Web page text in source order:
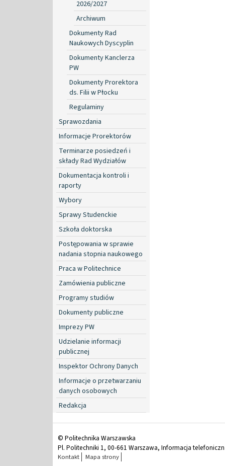
2026/2027
Archiwum
Dokumenty Rad
Naukowych Dyscyplin
Dokumenty Kanclerza
PW
Dokumenty Prorektora
ds. Filii w Płocku
Regulaminy
Sprawozdania
Informacje Prorektorów
Terminarze posiedzeń i
składy Rad Wydziałów
Dokumentacja kontroli i
raporty
Wybory
Sprawy Studenckie
Szkoła doktorska
Postępowania w sprawie
nadania stopnia naukowego
Praca w Politechnice
Zamówienia publiczne
Programy studiów
Dokumenty publiczne
Imprezy PW
Udzielanie informacji
publicznej
Inspektor Ochrony Danych
Informacje o przetwarzaniu
danych osobowych
Redakcja
© Politechnika Warszawska
Pl. Politechniki 1, 00-661 Warszawa, Informacja
Kontakt Mapa strony